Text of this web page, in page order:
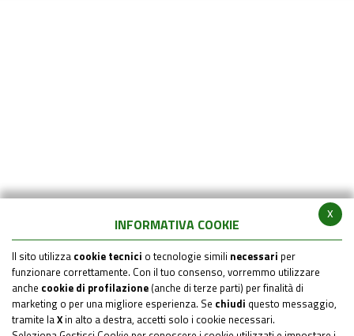
x
INFORMATIVA COOKIE
Il sito utilizza cookie tecnici o tecnologie simili necessari per
funzionare correttamente. Con il tuo consenso, vorremmo utilizzare
anche cookie di profilazione (anche di terze parti) per finalità di
marketing o per una migliore esperienza. Se chiudi questo messaggio,
tramite laX in alto a destra, accetti solo i cookie necessari.